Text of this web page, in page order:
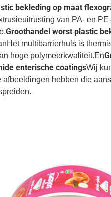
bekleding op maat
uitrusting van PA- en
Groothandel worst plastic
Het multibarrierhuls is
hoge polymeerkwaliteit.En
enterische coatingsWij
hebben die